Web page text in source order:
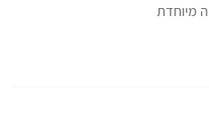
מיוחדת